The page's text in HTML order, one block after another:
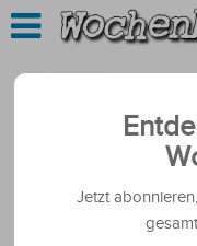
Jetzt